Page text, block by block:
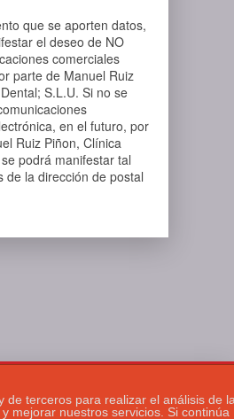
que se aporten datos,
el deseo de NO
comerciales
parte de Manuel Ruiz
S.L.U. Si no se
en el futuro, por
Ruiz Piñon, Clínica
podrá manifestar tal
de la dirección de postal
Copyright 2026 | Diseñado
por desafio digital-Aviso
de terceros para realizar el análisis de
mejorar nuestros servicios. Si continúa